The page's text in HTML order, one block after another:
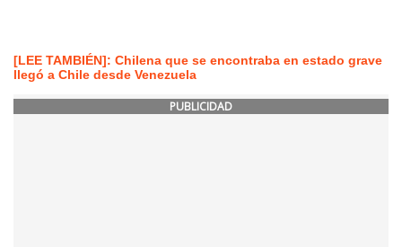
[LEE TAMBIÉN]: Chilena que se encontraba en estado grave
llegó a Chile desde Venezuela
PUBLICIDAD